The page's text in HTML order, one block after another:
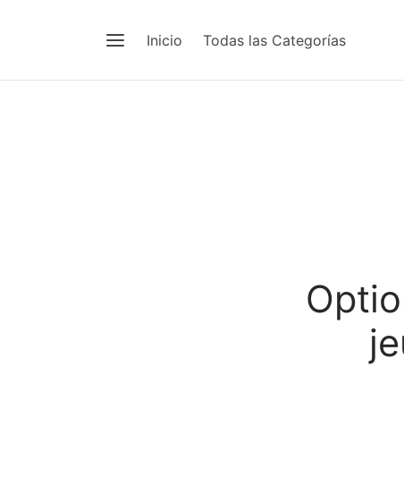
Inicio Todas las Categorías